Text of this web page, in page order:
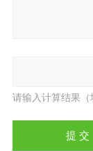
请输入计算结果